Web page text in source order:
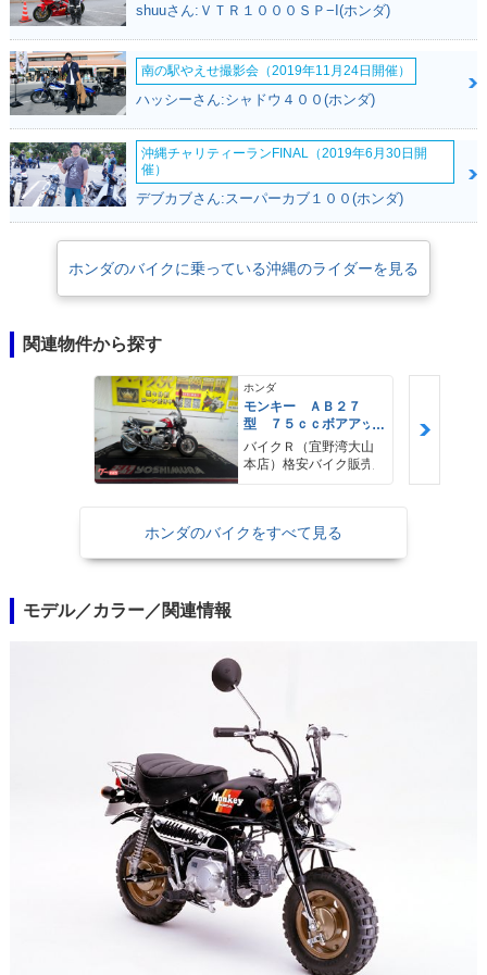
shuuさん:ＶＴＲ１０００ＳＰ−I(ホンダ)
南の駅やえせ撮影会（2019年11月24日開催）
ハッシーさん:シャドウ４００(ホンダ)
沖縄チャリティーランFINAL（2019年6月30日開
催）
デブカブさん:スーパーカブ１００(ホンダ)
ホンダのバイクに乗っている沖縄のライダーを見る
関連物件から探す
ホンダ
モンキー ＡＢ２７
型 ７５ｃｃボアアッ
プ オイルクーラー
エアクリーナー ステ
ップ マフラー タコ
バイクＲ（宜野湾大山
本店）格安バイク販売
ホンダのバイクをすべて見る
モデル／カラー／関連情報